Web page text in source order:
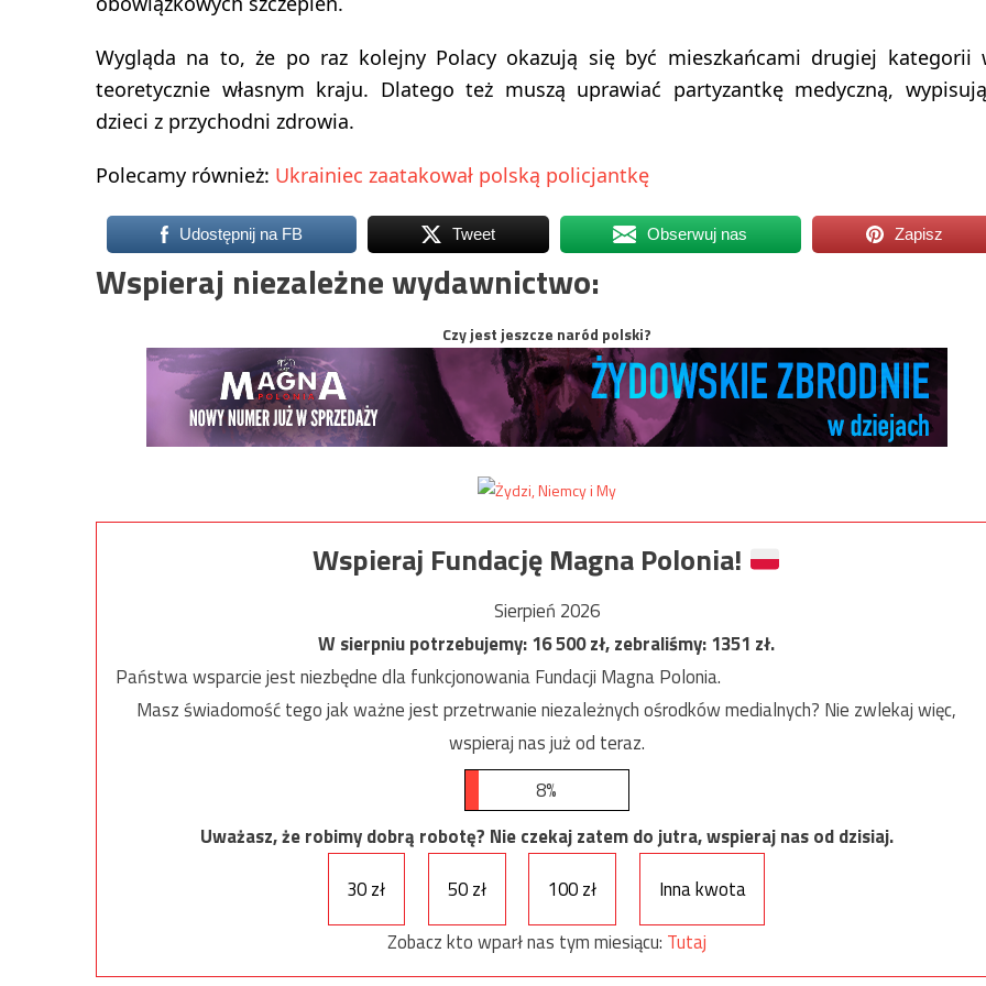
Wygląda na to, że po raz kolejny Polacy okazują się być mieszkańcami drugiej kategorii
teoretycznie własnym kraju. Dlatego też muszą uprawiać partyzantkę medyczną,
dzieci z przychodni zdrowia.
Polecamy również: Ukrainiec zaatakował polską policjantkę
Udostępnij na FB Tweet Obserwuj nas Zapisz
Wspieraj niezależne wydawnictwo:
Czy jest jeszcze naród polski?
Wspieraj Fundację Magna Polonia!
Sierpień 2026
W sierpniu potrzebujemy:16 500zł, zebraliśmy:1351 zł.
Państwa wsparcie jest niezbędne dla funkcjonowania Fundacji Magna Polonia.
Masz świadomość tego jak ważne jest przetrwanie niezależnych ośrodków medialnych? Nie zwlekaj więc,
wspieraj nas już od teraz.
8%
Uważasz, że robimy dobrą robotę? Nie czekaj zatem do jutra, wspieraj nas od dzisiaj.
30 zł
50 zł 100 zł
Inna kwota
Zobacz kto wparł nas tym miesiącu: Tutaj